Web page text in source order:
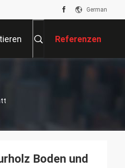
German
Referenzen
Boden und